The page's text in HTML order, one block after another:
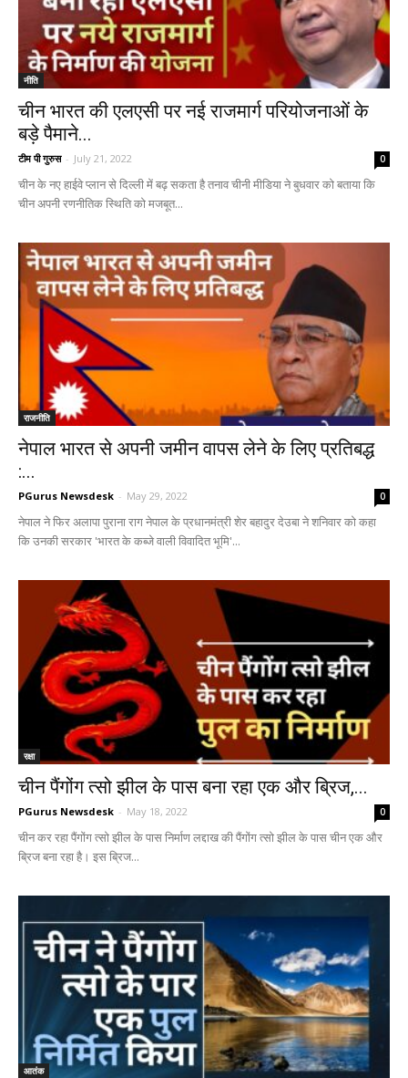
नीति
चीन भारत की एलएसी पर नई राजमार्ग परियोजनाओं के
बड़े पैमाने...
टीम पी गुरुस - July 21, 2022 0
चीन के नए हाईवे प्लान से दिल्ली में बढ़ सकता है तनाव चीनी मीडिया ने बुधवार को बताया कि
चीन अपनी रणनीतिक स्थिति को मजबूत...
राजनीति
नेपाल भारत से अपनी जमीन वापस लेने के लिए प्रतिबद्ध
:...
PGurus Newsdesk - May 29, 2022 0
नेपाल ने फिर अलापा पुराना राग नेपाल के प्रधानमंत्री शेर बहादुर देउबा ने शनिवार को कहा
कि उनकी सरकार 'भारत के कब्जे वाली विवादित भूमि'...
रक्षा
चीन पैंगोंग त्सो झील के पास बना रहा एक और ब्रिज,...
PGurus Newsdesk - May 18, 2022 0
चीन कर रहा पैंगोंग त्सो झील के पास निर्माण लद्दाख की पैंगोंग त्सो झील के पास चीन एक और
ब्रिज बना रहा है। इस ब्रिज...
आतंक